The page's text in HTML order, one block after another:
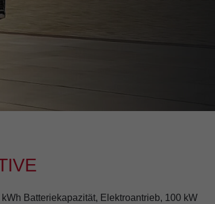
Batteriekapazität, Elektroantrieb, 100 kW